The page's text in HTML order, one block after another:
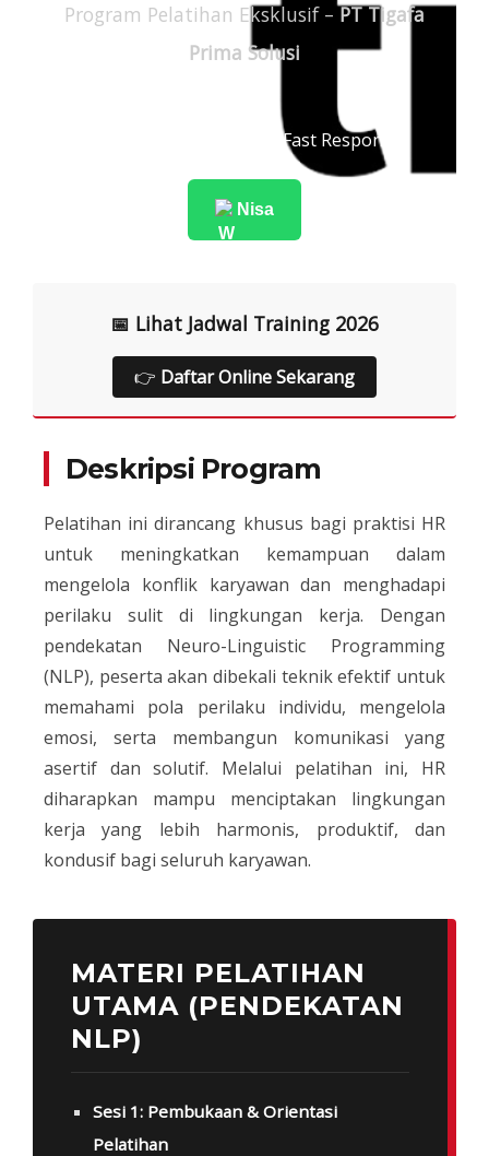
Program Pelatihan Eksklusif –PT Tigafa
Prima Solusi
Konsultasi Pendaftaran (Fast Response):
Nisa
📅 Lihat Jadwal Training 2026
👉 Daftar Online Sekarang
Deskripsi Program
Pelatihan ini dirancang khusus bagi praktisi HR
untuk meningkatkan kemampuan dalam
mengelola konflik karyawan dan menghadapi
perilaku sulit di lingkungan kerja. Dengan
pendekatan Neuro-Linguistic Programming
(NLP), peserta akan dibekali teknik efektif untuk
memahami pola perilaku individu, mengelola
emosi, serta membangun komunikasi yang
asertif dan solutif. Melalui pelatihan ini, HR
diharapkan mampu menciptakan lingkungan
kerja yang lebih harmonis, produktif, dan
kondusif bagi seluruh karyawan.
MATERI PELATIHAN
UTAMA (PENDEKATAN
NLP)
Sesi 1: Pembukaan & Orientasi
Pelatihan